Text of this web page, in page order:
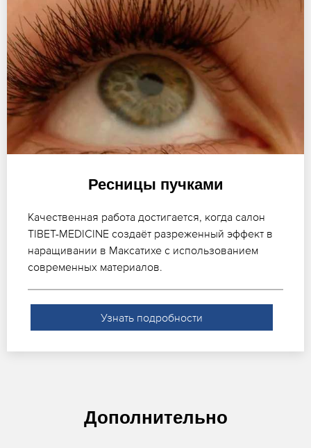
Ресницы пучками
Качественная работа достигается, когда салон
TIBET-MEDICINE создаёт разреженный эффект в
наращивании в Максатихе с использованием
современных материалов.
Узнать подробности
Дополнительно